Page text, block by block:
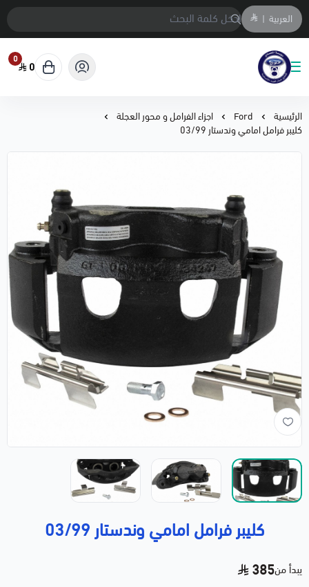
العربية |
متجر المحمادي لقطع السيارات
0
0
الرئيسية Ford
اجزاء الفرامل و محور العجلة
كليبر فرامل امامي وندستار 03/99
كليبر فرامل امامي وندستار 03/99
يبدأ من385